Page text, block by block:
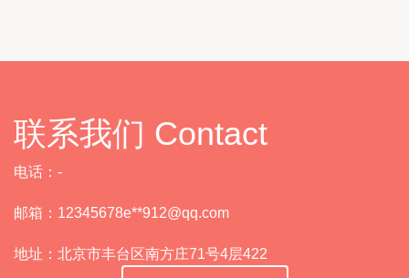
联系我们 Contact
电话：-
邮箱：12345678e**912@qq.com
地址：北京市丰台区南方庄71号4层422